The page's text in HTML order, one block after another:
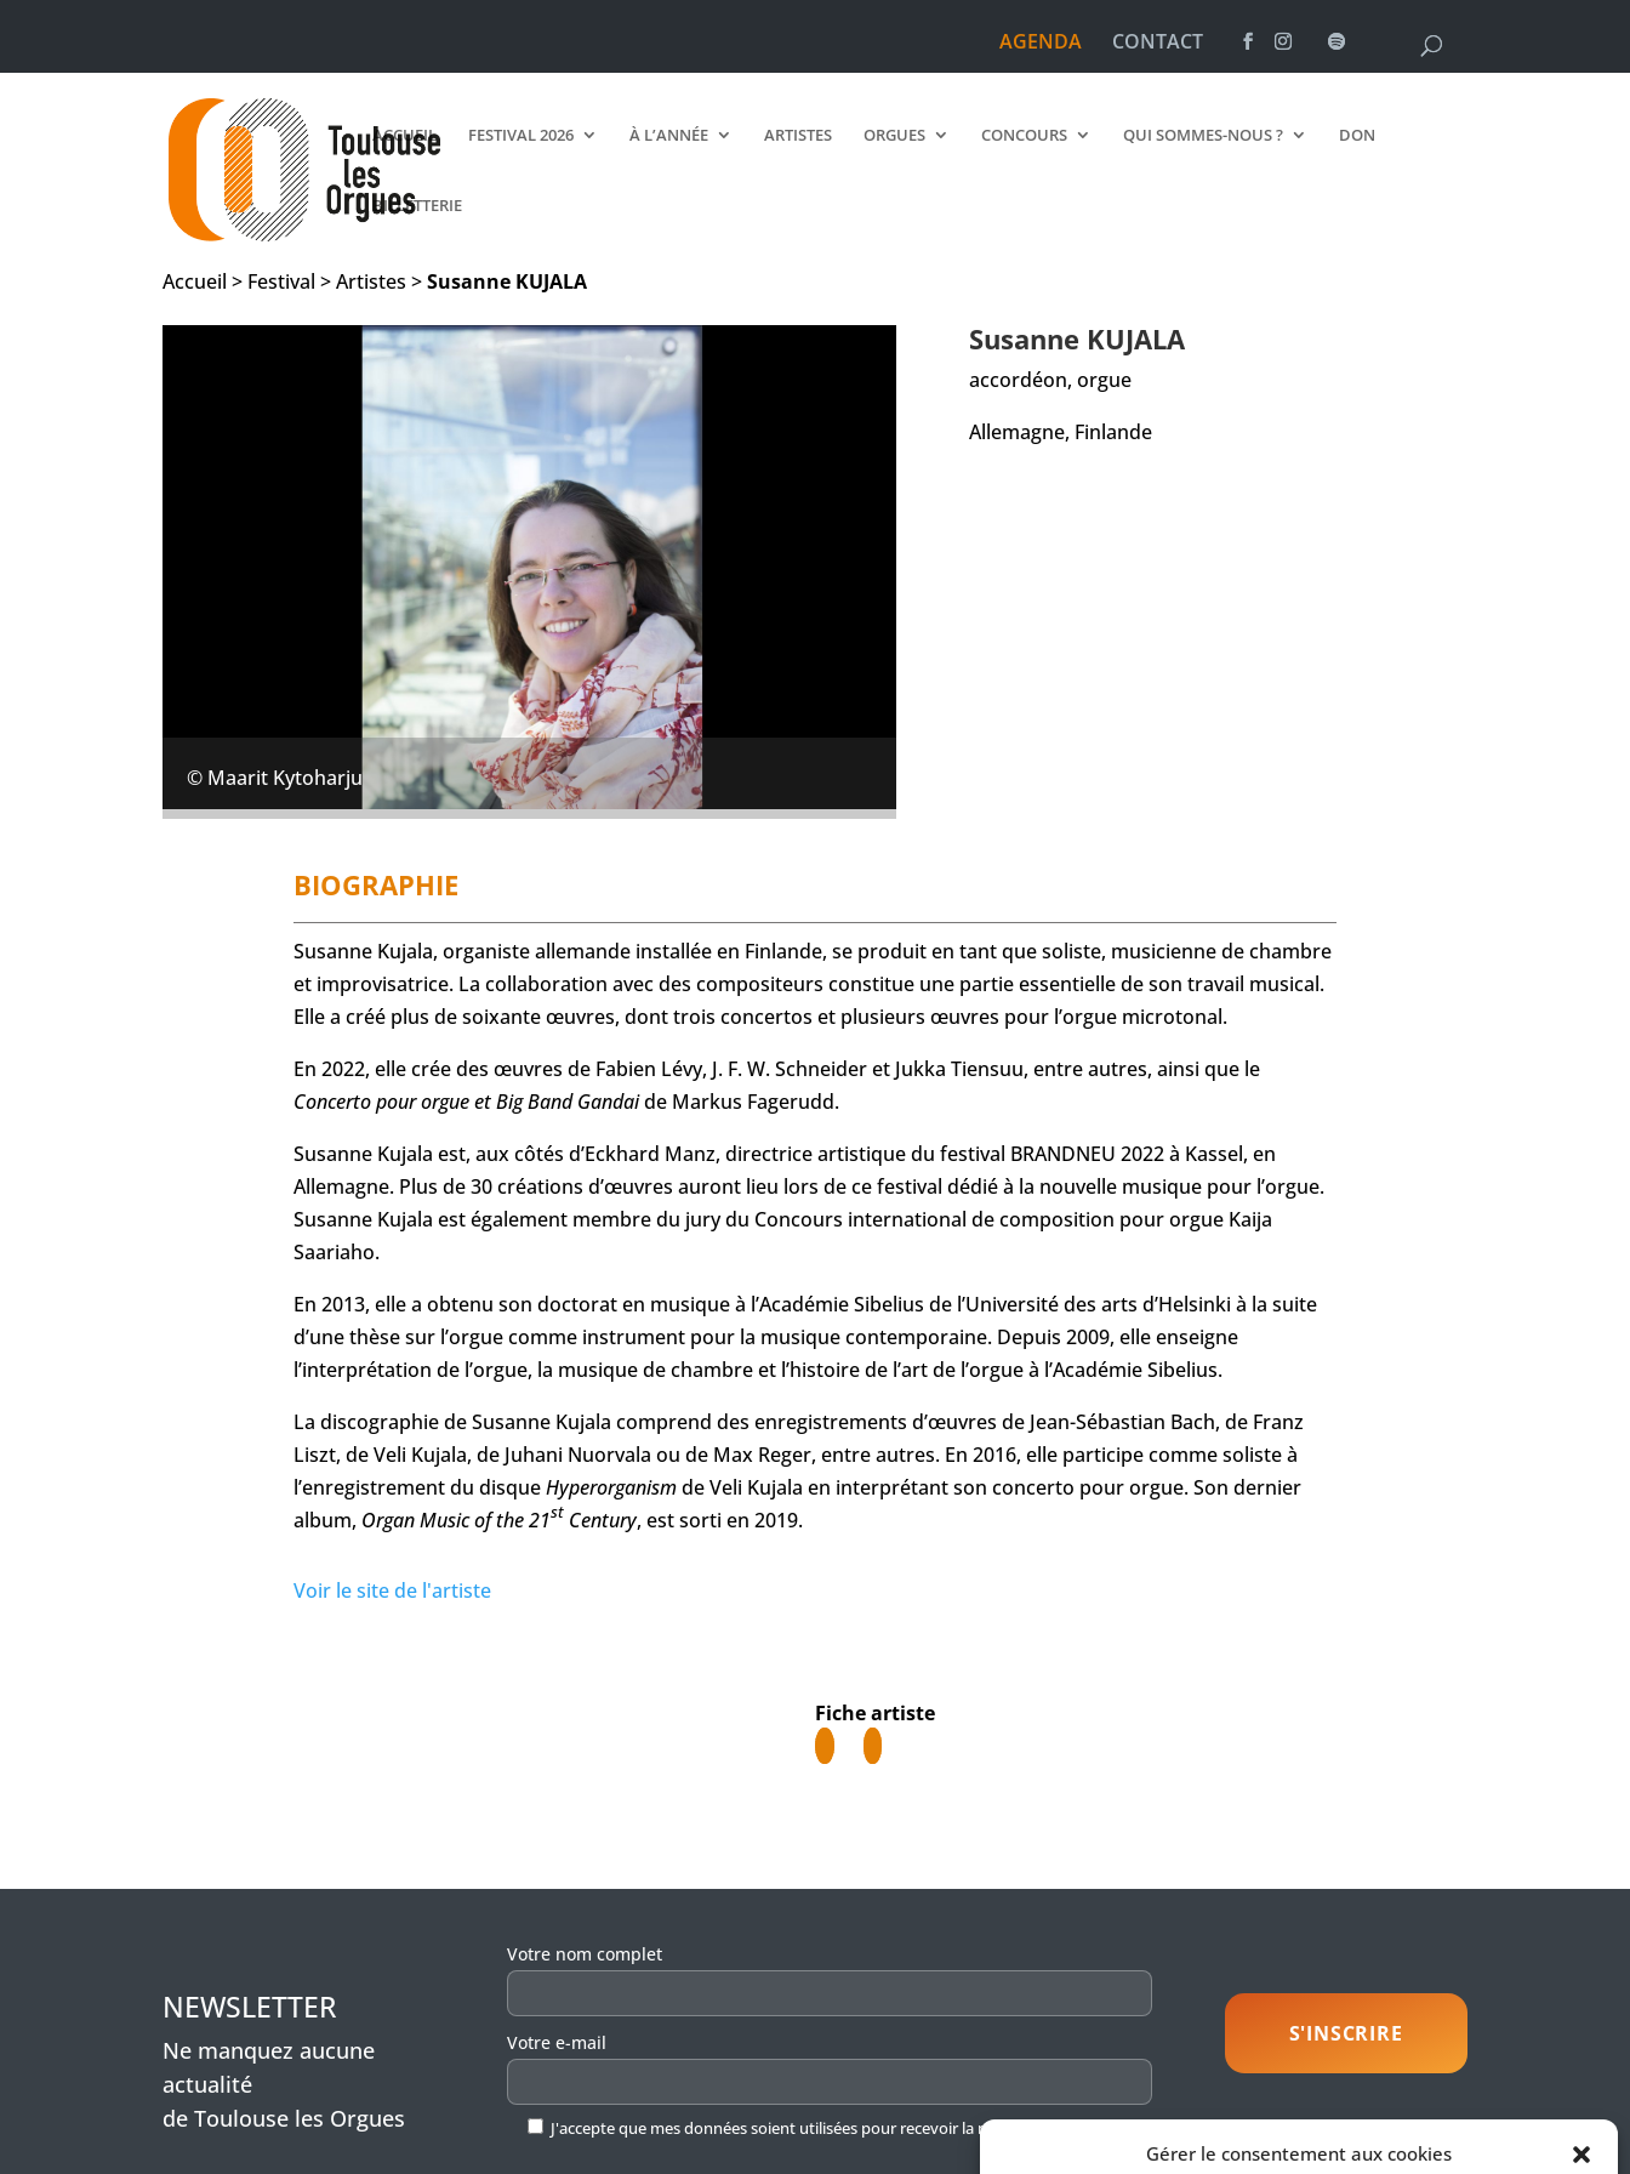
Gérer le consentement aux cookies
AGENDA CONTACT
ACCUEIL FESTIVAL 2026 À L’ANNÉE ARTISTES ORGUES CONCOURS QUI SOMMES-NOUS ? DON
BILLETTERIE
Accueil > Festival > Artistes >Susanne KUJALA
© Maarit Kytoharju
Susanne KUJALA
accordéon, orgue
Allemagne, Finlande
BIOGRAPHIE
Susanne Kujala, organiste allemande installée en Finlande, se produit en tant que soliste, musicienne de chambre
et improvisatrice. La collaboration avec des compositeurs constitue une partie essentielle de son travail musical.
Elle a créé plus de soixante œuvres, dont trois concertos et plusieurs œuvres pour l’orgue microtonal.
En 2022, elle crée des œuvres de Fabien Lévy, J. F. W. Schneider et Jukka Tiensuu, entre autres, ainsi que le
Concerto pour orgueet Big Band Gandaide Markus Fagerudd.
Susanne Kujala est, aux côtés d’Eckhard Manz, directrice artistique du festival BRANDNEU 2022 à Kassel, en
Allemagne. Plus de 30 créations d’œuvres auront lieu lors de ce festival dédié à la nouvelle musique pour l’orgue.
Susanne Kujala est également membre du jury du Concours international de composition pour orgue Kaija
Saariaho.
En 2013, elle a obtenu son doctorat en musique à l’Académie Sibelius de l’Université des arts d’Helsinki à la suite
d’une thèse sur l’orgue comme instrument pour la musique contemporaine. Depuis 2009, elle enseigne
l’interprétation de l’orgue, la musique de chambre et l’histoire de l’art de l’orgue à l’Académie Sibelius.
La discographie de Susanne Kujala comprend des enregistrements d’œuvres de Jean-Sébastian Bach, de Franz
Liszt, de Veli Kujala, de Juhani Nuorvala ou de Max Reger, entre autres. En 2016, elle participe comme soliste à
l’enregistrement du disqueHyperorganismde Veli Kujala en interprétant son concerto pour orgue. Son dernier
album, Organ Music of the 21st Century, est sorti en 2019.
Voir le site de l'artiste
Fiche artiste
NEWSLETTER
Ne manquez aucune
actualité
de Toulouse les Orgues
Veuillez laisser ce champ vide.
Votre nom complet
Votre e-mail
J'accepte que mes données soient utilisées pour recevoir la newsletter.